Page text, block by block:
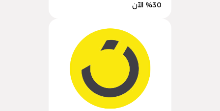
30% الآن